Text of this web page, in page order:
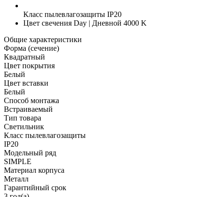
Класс пылевлагозащиты IP20
Цвет свечения Day | Дневной 4000 K
Общие характеристики
Форма (сечение)
Квадратный
Цвет покрытия
Белый
Цвет вставки
Белый
Способ монтажа
Встраиваемый
Тип товара
Светильник
Класс пылевлагозащиты
IP20
Модельный ряд
SIMPLE
Материал корпуса
Металл
Гарантийный срок